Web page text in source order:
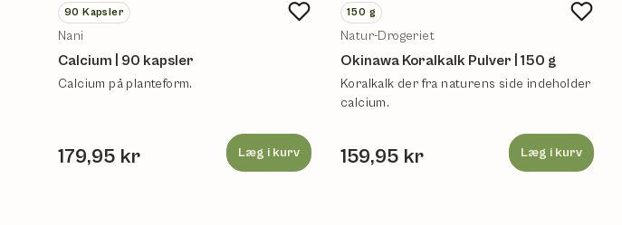
90 Kapsler
Nani
Calcium | 90 kapsler
Calcium på planteform.
179,95 kr Læg i kurv
150 g
Natur-Drogeriet
Okinawa Koralkalk Pulver | 150 g
Koralkalk der fra naturens side indeholder
calcium.
159,95 kr Læg i kurv